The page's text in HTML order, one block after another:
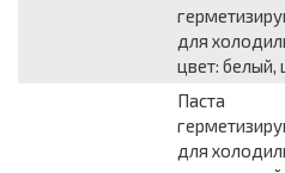
для
цвет: белый,
Паста
для